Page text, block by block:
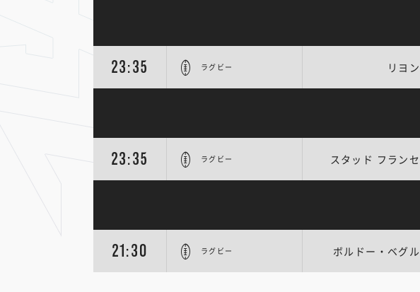
23:35 ラグビー リヨン
23:35 ラグビー スタッド フランセ
21:30 ラグビー ボルドー・ベグル